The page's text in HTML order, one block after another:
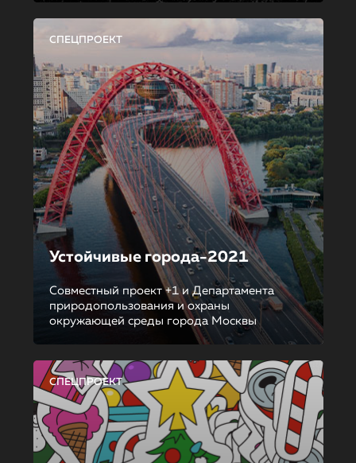
СПЕЦПРОЕКТ
Устойчивые города-2021
Совместный проект +1 и Департамента
природопользования и охраны
окружающей среды города Москвы
СПЕЦПРОЕКТ